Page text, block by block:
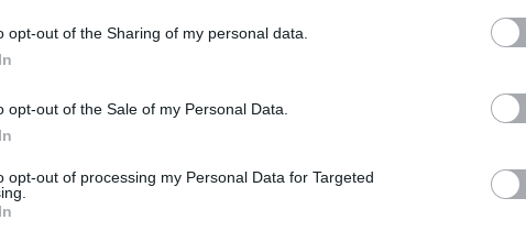
opt-out of the Sharing of my personal data.
opt-out of the Sale of my Personal Data.
opt-out of processing my Personal Data for Targeted